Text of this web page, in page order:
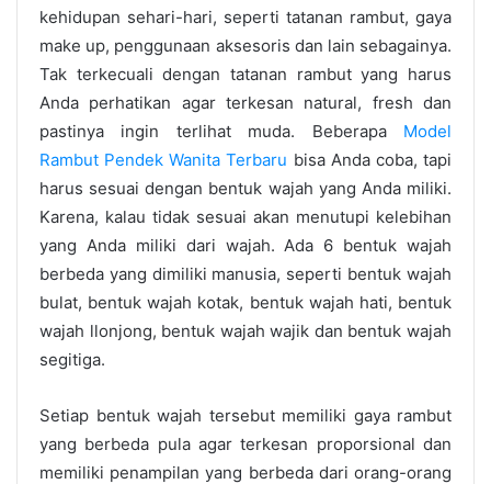
kehidupan sehari-hari, seperti tatanan rambut, gaya
make up, penggunaan aksesoris dan lain sebagainya.
Tak terkecuali dengan tatanan rambut yang harus
Anda perhatikan agar terkesan natural, fresh dan
pastinya ingin terlihat muda. Beberapa Model
Rambut Pendek Wanita Terbaru bisa Anda coba, tapi
harus sesuai dengan bentuk wajah yang Anda miliki.
Karena, kalau tidak sesuai akan menutupi kelebihan
yang Anda miliki dari wajah. Ada 6 bentuk wajah
berbeda yang dimiliki manusia, seperti bentuk wajah
bulat, bentuk wajah kotak, bentuk wajah hati, bentuk
wajah llonjong, bentuk wajah wajik dan bentuk wajah
segitiga.
Setiap bentuk wajah tersebut memiliki gaya rambut
yang berbeda pula agar terkesan proporsional dan
memiliki penampilan yang berbeda dari orang-orang